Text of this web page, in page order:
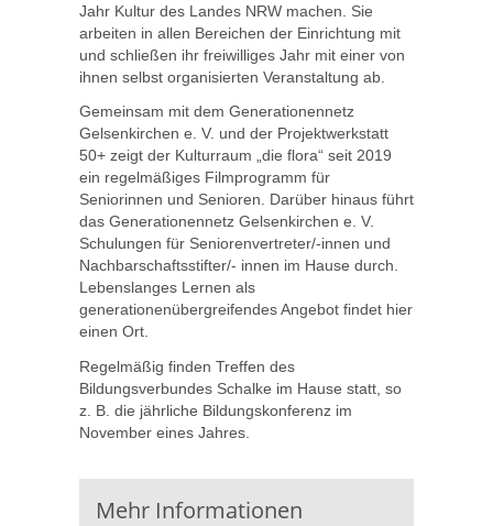
Jahr Kultur des Landes NRW machen. Sie
arbeiten in allen Bereichen der Einrichtung mit
und schließen ihr freiwilliges Jahr mit einer von
ihnen selbst organisierten Veranstaltung ab.
Gemeinsam mit dem Generationennetz
Gelsenkirchen e. V. und der Projektwerkstatt
50+ zeigt der Kulturraum „die flora“ seit 2019
ein regelmäßiges Filmprogramm für
Seniorinnen und Senioren. Darüber hinaus führt
das Generationennetz Gelsenkirchen e. V.
Schulungen für Seniorenvertreter/-innen und
Nachbarschaftsstifter/- innen im Hause durch.
Lebenslanges Lernen als
generationenübergreifendes Angebot findet hier
einen Ort.
Regelmäßig finden Treffen des
Bildungsverbundes Schalke im Hause statt, so
z. B. die jährliche Bildungskonferenz im
November eines Jahres.
Mehr Informationen